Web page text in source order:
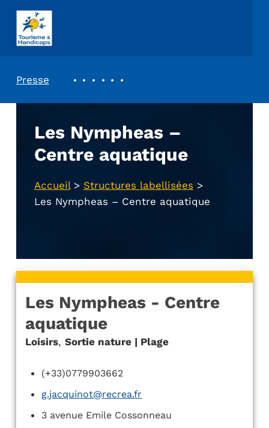
ASSOCIATION TOURISME ET HANDICAPS
Presse
Les Nympheas –
Centre aquatique
Accueil> Structures labellisées >
Les Nympheas – Centre aquatique
Les Nympheas - Centre
aquatique
Loisirs, Sortie nature | Plage
(+33)0779903662
g.jacquinot@recrea.fr
3 avenue Emile Cossonneau